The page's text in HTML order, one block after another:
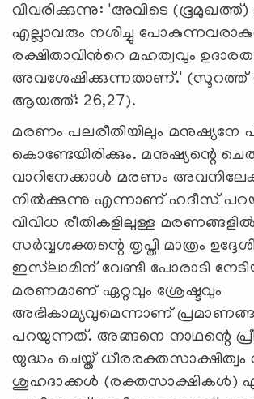
വിവരിക്കുന്നു: 'അവിടെ (ഭൂമുഖത്ത്)
എല്ലാവരും നശിച്ചു
രക്ഷിതാവിൻറെ മഹത്വവും
അവശേഷിക്കുന്നതാണ്.' (സൂറത്ത്
ആയത്ത്: 26,27).
മരണം പലരീതിയിലും മനുഷ്യനേ
കൊണ്ടേയിരിക്കും. മനുഷ്യന്റെ
വാറിനേക്കാൾ മരണം
നിൽക്കുന്നു എന്നാണ് ഹദീസ്
വിവിധ രീതികളിലുള്ള
സർവ്വശക്തന്റെ തൃപ്തി മാത്രം
ഇസ്‍ലാമിന് വേണ്ടി പോരാടി
മരണമാണ് ഏറ്റവും ശ്രേഷ്ടവും
അഭികാമ്യവുമെന്നാണ്
പറയുന്നത്. അങ്ങനെ നാഥന്റെ
യുദ്ധം ചെയ്ത് ധീരരക്തസാക്ഷിത്വം
ശുഹദാക്കൾ (രക്തസാക്ഷികൾ)